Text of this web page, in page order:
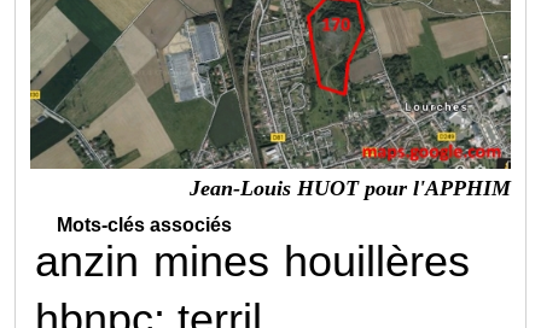
Jean-Louis HUOT pour l'APPHIM
Mots-clés associés
anzin mines houillères